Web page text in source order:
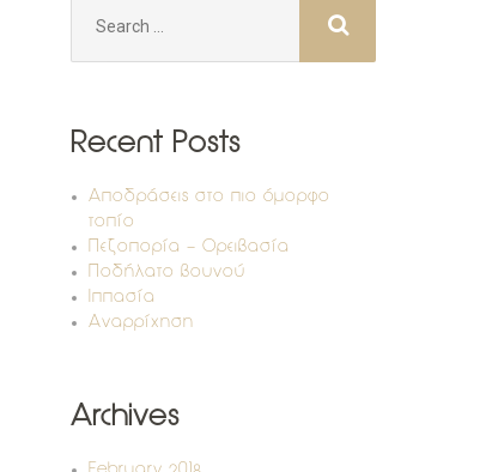
for:
Recent Posts
Αποδράσεις στο πιο όμορφο
τοπίο
Πεζοπορία – Ορειβασία
Ποδήλατο βουνού
Ιππασία
Αναρρίχηση
Archives